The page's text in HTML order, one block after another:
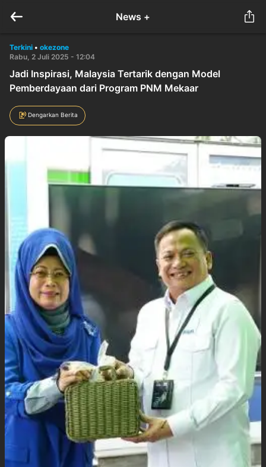
News +
Terkini • okezone
Rabu, 2 Juli 2025 - 12:04
Jadi Inspirasi, Malaysia Tertarik dengan Model
Pemberdayaan dari Program PNM Mekaar
Dengarkan Berita